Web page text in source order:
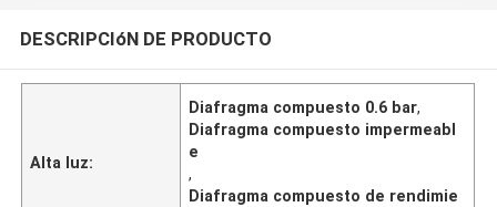
DESCRIPCIóN DE PRODUCTO
Alta luz:
Diafragma compuesto 0.6 bar,
Diafragma compuesto impermeabl
e
,
Diafragma compuesto de rendimie